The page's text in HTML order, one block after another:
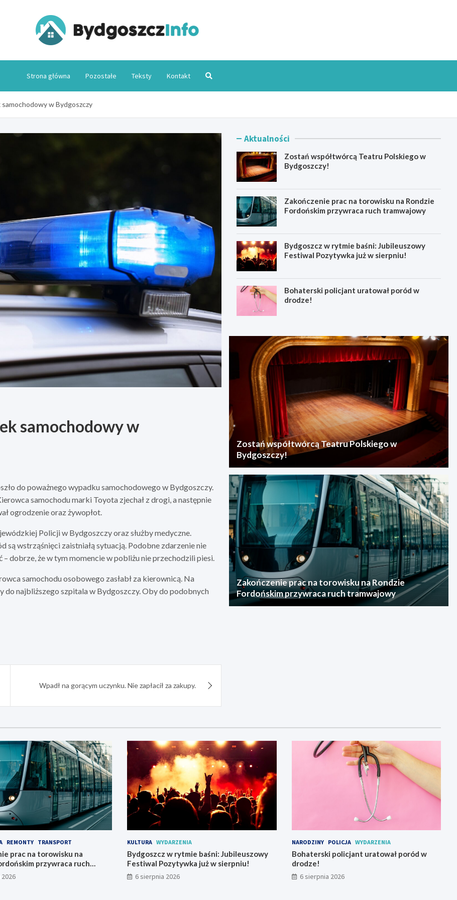
Strona główna Pozostałe Teksty Kontakt
w Bydgoszczy
samochodowy w
do poważnego wypadku samochodowego w Bydgoszczy.
samochodu marki Toyota zjechał z drogi, a następnie
ogrodzenie oraz żywopłot.
Policji w Bydgoszczy oraz służby medyczne.
wstrząśnięci zaistniałą sytuacją. Podobne zdarzenie nie
dobrze, że w tym momencie w pobliżu nie przechodzili piesi.
samochodu osobowego zasłabł za kierownicą. Na
do najbliższego szpitala w Bydgoszczy. Oby do podobnych
Wpadł na gorącym uczynku. Nie zapłacił za zakupy.
Aktualności
Zostań współtwórcą Teatru Polskiego w
Bydgoszczy!
Zakończenie prac na torowisku na Rondzie
Fordońskim przywraca ruch tramwajowy
Bydgoszcz w rytmie baśni: Jubileuszowy
Festiwal Pozytywka już w sierpniu!
Bohaterski policjant uratował poród w
drodze!
Zostań współtwórcą Teatru Polskiego w
Bydgoszczy!
Zakończenie prac na torowisku na Rondzie
Fordońskim przywraca ruch tramwajowy
REMONTY TRANSPORT
prac na torowisku na
przywraca ruch
KULTURA WYDARZENIA
Bydgoszcz w rytmie baśni: Jubileuszowy
Festiwal Pozytywka już w sierpniu!
6 sierpnia 2026
NARODZINY POLICJA WYDARZENIA
Bohaterski policjant uratował poród w
drodze!
6 sierpnia 2026